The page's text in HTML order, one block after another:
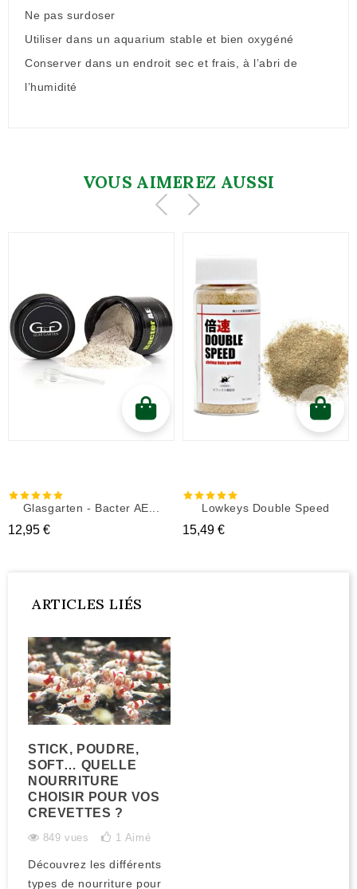
Ne pas surdoser
Utiliser dans un aquarium stable et bien oxygéné
Conserver dans un endroit sec et frais, à l’abri de
l’humidité
VOUS AIMEREZ AUSSI
Glasgarten - Bacter AE...
Prix
12,95 €
Lowkeys Double Speed
Prix
15,49 €
ARTICLES LIÉS
STICK, POUDRE,
SOFT… QUELLE
NOURRITURE
CHOISIR POUR VOS
CREVETTES ?
849 vues 1 Aimé
Découvrez les différents
types de nourriture pour